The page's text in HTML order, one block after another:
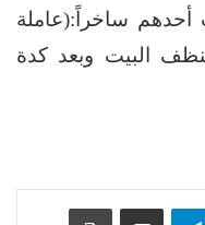
أحدهم ساخراً:(عاملة
البيت وبعد كدة
تيلقرام